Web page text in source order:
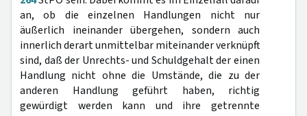
an, ob die einzelnen Handlungen nicht nur
äußerlich ineinander übergehen, sondern auch
innerlich derart unmittelbar miteinander verknüpft
sind, daß der Unrechts- und Schuldgehalt der einen
Handlung nicht ohne die Umstände, die zu der
anderen Handlung geführt haben, richtig
gewürdigt werden kann und ihre getrennte